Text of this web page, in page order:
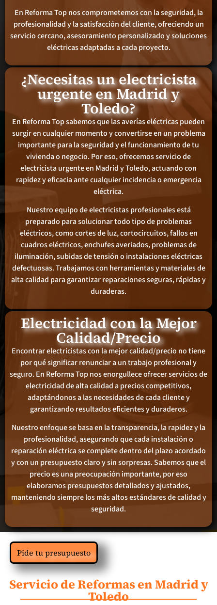
En Reforma Top nos comprometemos con la seguridad, la
profesionalidad y la satisfacción del cliente, ofreciendo un
servicio cercano, asesoramiento personalizado y soluciones
eléctricas adaptadas a cada proyecto.
¿Necesitas un electricista
urgente en Madrid y
Toledo?
En Reforma Top sabemos que las averías eléctricas pueden
surgir en cualquier momento y convertirse en un problema
importante para la seguridad y el funcionamiento de tu
vivienda o negocio. Por eso, ofrecemos servicio de
electricista urgente en Madrid y Toledo, actuando con
rapidez y eficacia ante cualquier incidencia o emergencia
eléctrica.
Nuestro equipo de electricistas profesionales está
preparado para solucionar todo tipo de problemas
eléctricos, como cortes de luz, cortocircuitos, fallos en
cuadros eléctricos, enchufes averiados, problemas de
iluminación, subidas de tensión o instalaciones eléctricas
defectuosas. Trabajamos con herramientas y materiales de
alta calidad para garantizar reparaciones seguras, rápidas y
duraderas.
Electricidad con la Mejor
Calidad/Precio
Encontrar electricistas con la mejor calidad/precio no tiene
por qué significar renunciar a un trabajo profesional y
seguro. En Reforma Top nos enorgullece ofrecer servicios de
electricidad de alta calidad a precios competitivos,
adaptándonos a las necesidades de cada cliente y
garantizando resultados eficientes y duraderos.
Nuestro enfoque se basa en la transparencia, la rapidez y la
profesionalidad, asegurando que cada instalación o
reparación eléctrica se complete dentro del plazo acordado
y con un presupuesto claro y sin sorpresas. Sabemos que el
precio es una preocupación importante, por eso
elaboramos presupuestos detallados y ajustados,
manteniendo siempre los más altos estándares de calidad y
seguridad.
Pide tu presupuesto
Servicio de Reformas en Madrid y
Toledo